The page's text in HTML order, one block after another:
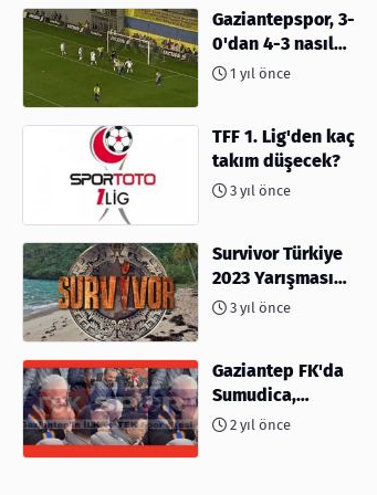
Gaziantepspor, 3-
0'dan 4-3 nasıl
kaybetti?
1 yıl önce
TFF 1. Lig'den kaç
takım düşecek?
3 yıl önce
Survivor Türkiye
2023 Yarışması
İçin Geri Sayım
3 yıl önce
Gaziantep FK'da
Sumudica,
Başkanı
2 yıl önce